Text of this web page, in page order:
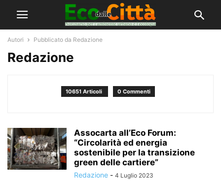
Autori Pubblicato da Redazione
Redazione
10651 Articoli 0 Commenti
Assocarta all’Eco Forum:
“Circolarità ed energia
sostenibile per la transizione
green delle cartiere”
Redazione - 4 Luglio 2023